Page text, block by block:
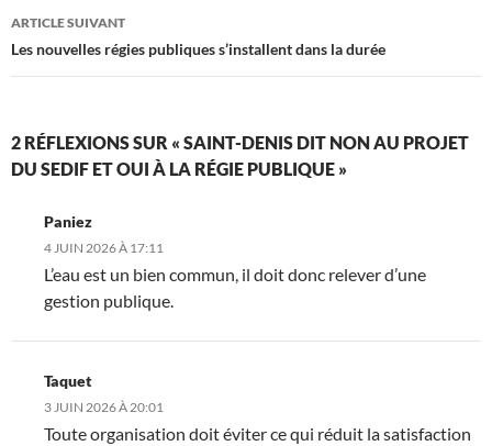
articles
ARTICLE SUIVANT
Les nouvelles régies publiques s’installent dans la durée
2 RÉFLEXIONS SUR « SAINT-DENIS DIT NON AU PROJET
DU SEDIF ET OUI À LA RÉGIE PUBLIQUE »
Paniez
4 JUIN 2026 À 17:11
L’eau est un bien commun, il doit donc relever d’une
gestion publique.
Taquet
3 JUIN 2026 À 20:01
Toute organisation doit éviter ce qui réduit la satisfaction